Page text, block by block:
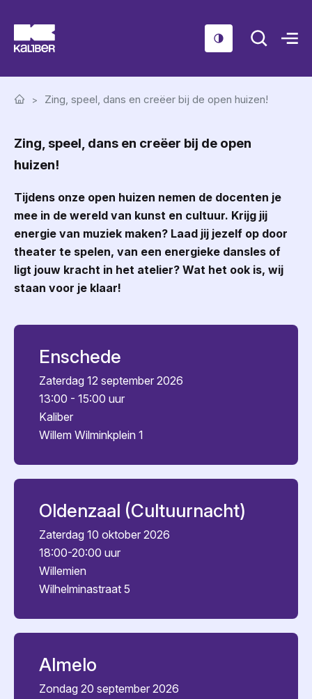
Sociaal domein
Nieuws & Agenda
Contact
Zing, speel, dans en creëer bij de open huizen!
Zing, speel, dans en creëer bij de open
huizen!
Tijdens onze open huizen nemen de docenten je
mee in de wereld van kunst en cultuur. Krijg jij
energie van muziek maken? Laad jij jezelf op door
theater te spelen, van een energieke dansles of
ligt jouw kracht in het atelier? Wat het ook is, wij
staan voor je klaar!
Enschede
Zaterdag 12 september 2026
13:00 - 15:00 uur
Kaliber
Willem Wilminkplein 1
Oldenzaal (Cultuurnacht)
Zaterdag 10 oktober 2026
18:00-20:00 uur
Willemien
Wilhelminastraat 5
Almelo
Zondag 20 september 2026